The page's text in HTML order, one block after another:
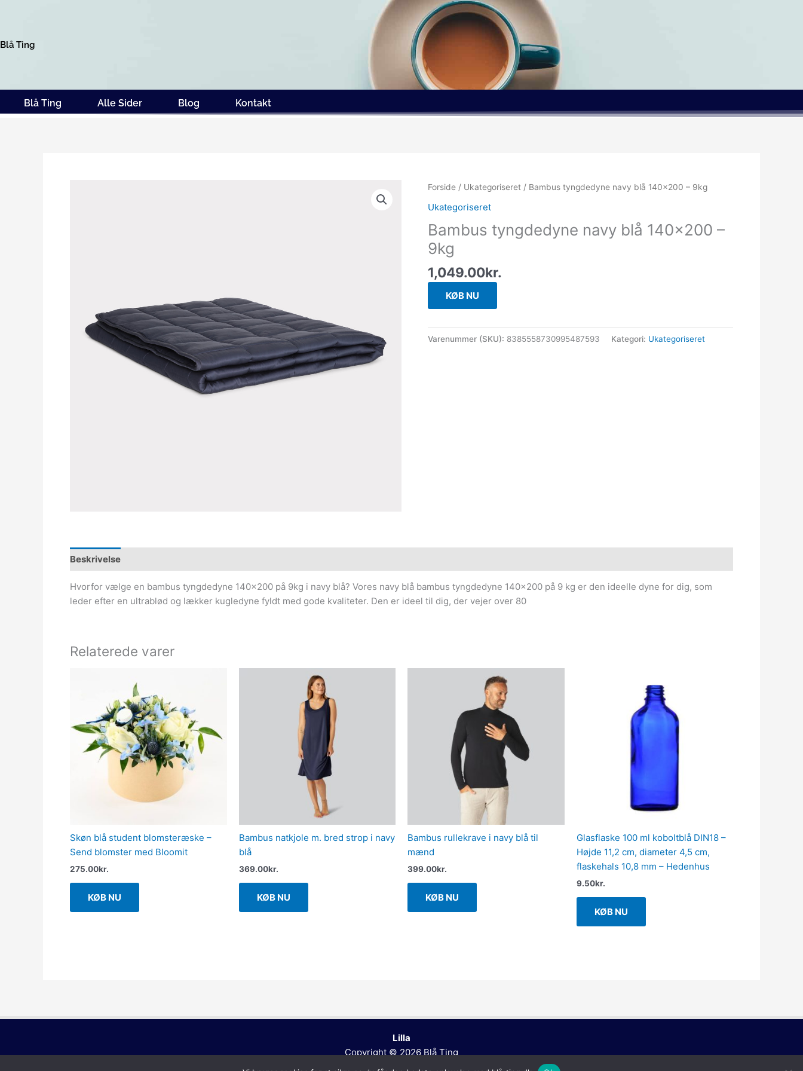
Blå Ting
Blå Ting Alle Sider Blog Kontakt
Forside / Ukategoriseret / Bambus tyngdedyne navy blå 140×200 – 9kg
Ukategoriseret
Bambus tyngdedyne navy blå 140×200 –
9kg
1,049.00kr.
KØB NU
Varenummer (SKU): 8385558730995487593 Kategori: Ukategoriseret
Beskrivelse
Hvorfor vælge en bambus tyngdedyne 140×200 på 9kg i navy blå? Vores navy blå bambus tyngdedyne 140×200 på 9 kg er den ideelle dyne for dig, som
leder efter en ultrablød og lækker kugledyne fyldt med gode kvaliteter. Den er ideel til dig, der vejer over 80
Relaterede varer
Skøn blå student blomsteræske –
Send blomster med Bloomit
275.00kr.
KØB NU
Bambus natkjole m. bred strop i navy
blå
369.00kr.
KØB NU
Bambus rullekrave i navy blå til
mænd
399.00kr.
KØB NU
Glasflaske 100 ml koboltblå DIN18 –
Højde 11,2 cm, diameter 4,5 cm,
flaskehals 10,8 mm – Hedenhus
9.50kr.
KØB NU
Lilla
Copyright © 2026Blå Ting